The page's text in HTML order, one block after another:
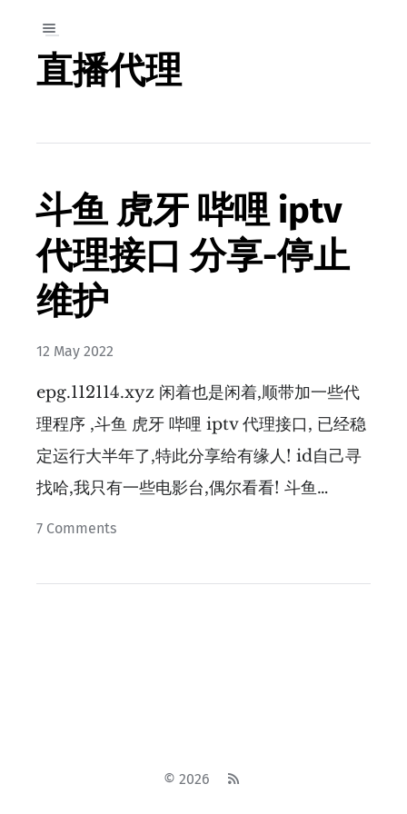
直播代理
斗鱼 虎牙 哔哩 iptv
代理接口 分享-停止
维护
12 May 2022
epg.112114.xyz 闲着也是闲着,顺带加一些代
理程序 ,斗鱼 虎牙 哔哩 iptv 代理接口, 已经稳
定运行大半年了,特此分享给有缘人! id自己寻
找哈,我只有一些电影台,偶尔看看! 斗鱼…
7 Comments
© 2026